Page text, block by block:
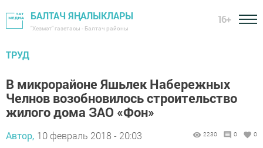
БАЛТАЧ ЯҢАЛЫКЛАРЫ
"Хезмәт" газетасы - Балтач районы
16+
ТРУД
В микрорайоне Яшьлек Набережных
Челнов возобновилось строительство
жилого дома ЗАО «Фон»
Автор, 10 февраль 2018 - 20:03 2230 0 0